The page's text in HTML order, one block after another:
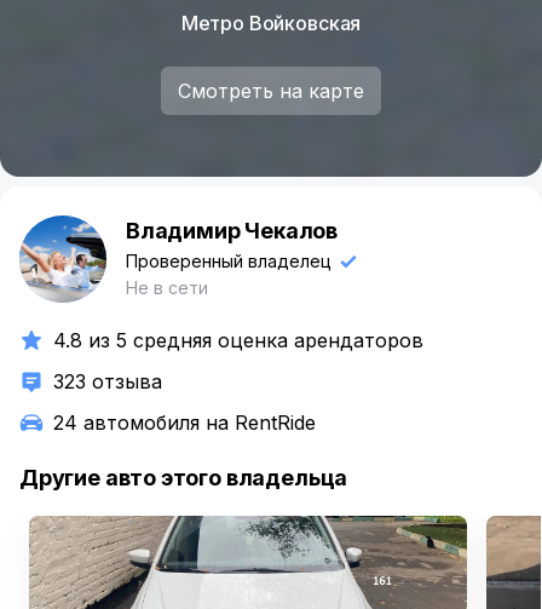
Метро Войковская
Смотреть на карте
В Владимир Чекалов
Проверенный владелец
Не в сети
4.8 из 5 средняя оценка арендаторов
323 отзыва
24 автомобиля на RentRide
Другие авто этого владельца